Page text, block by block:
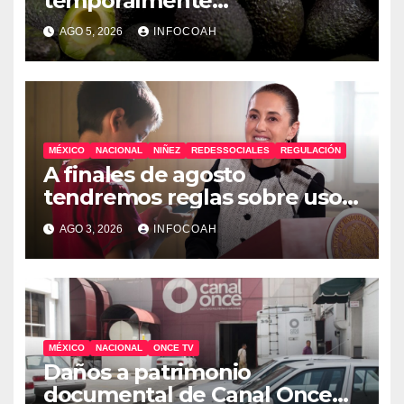
exportaciones de aguacate
michoacano
AGO 5, 2026 INFOCOAH
MÉXICO NACIONAL NIÑEZ REDESSOCIALES REGULACIÓN
A finales de agosto
tendremos reglas sobre uso
de celulares y redes sociales
en escuelas
AGO 3, 2026 INFOCOAH
MÉXICO NACIONAL ONCE TV
Daños a patrimonio
documental de Canal Once